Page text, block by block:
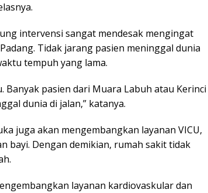
intervensi sangat mendesak mengingat
Tidak jarang pasien meninggal dunia
tempuh yang lama.
pasien dari Muara Labuh atau Kerinci
dunia di jalan,” katanya.
juga akan mengembangkan layanan VICU,
bayi. Dengan demikian, rumah sakit tidak
layanan kardiovaskular dan